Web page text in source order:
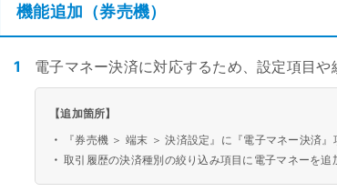
イベ
PL 管
機能追加（券売機）
1 電子マネー決済に対応するため、設定項目
【追加箇所】
・
『券売機 ＞ 端末 ＞ 決済設定』に『電子マネー決済』
・ 取引履歴の決済種別の絞り込み項目に電子マネーを追